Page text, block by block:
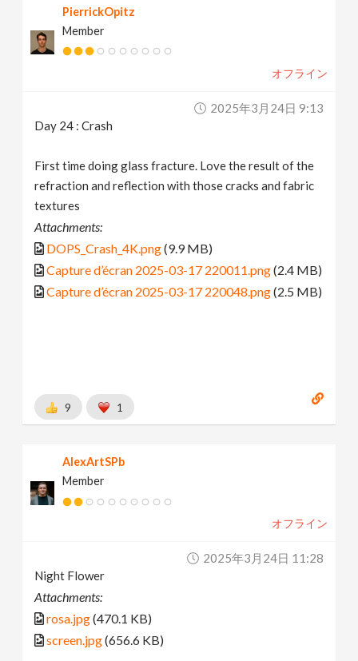
PierrickOpitz
Member
オフライン
2025年3月24日 9:13
Day 24 : Crash
First time doing glass fracture. Love the result of the
refraction and reflection with those cracks and fabric
textures
Attachments:
DOPS_Crash_4K.png(9.9 MB)
Capture d’écran 2025-03-17 220011.png(2.4 MB)
Capture d’écran 2025-03-17 220048.png(2.5 MB)
9 1
AlexArtSPb
Member
オフライン
2025年3月24日 11:28
Night Flower
Attachments:
rosa.jpg(470.1 KB)
screen.jpg(656.6 KB)